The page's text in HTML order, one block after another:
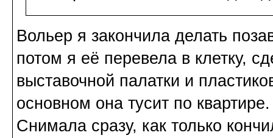
Вольер я закончила делать
потом я её перевела в клетку,
выставочной палатки и
основном она тусит по
Снимала сразу, как только